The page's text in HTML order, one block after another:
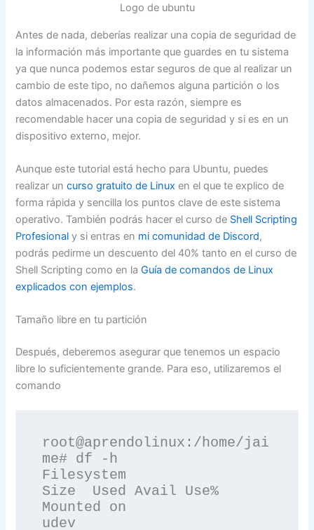
Logo de ubuntu
Antes de nada, deberías realizar una copia de seguridad de
la información más importante que guardes en tu sistema
ya que nunca podemos estar seguros de que al realizar un
cambio de este tipo, no dañemos alguna partición o los
datos almacenados. Por esta razón, siempre es
recomendable hacer una copia de seguridad y si es en un
dispositivo externo, mejor.
Aunque este tutorial está hecho para Ubuntu, puedes
realizar un curso gratuito de Linux en el que te explico de
forma rápida y sencilla los puntos clave de este sistema
operativo. También podrás hacer el curso de Shell Scripting
Profesional y si entras en mi comunidad de Discord,
podrás pedirme un descuento del 40% tanto en el curso de
Shell Scripting como en la Guía de comandos de Linux
explicados con ejemplos.
Tamaño libre en tu partición
Después, deberemos asegurar que tenemos un espacio
libre lo suficientemente grande. Para eso, utilizaremos el
comando
root@aprendolinux:/home/jai
me# df -h
Filesystem
Size  Used Avail Use%
Mounted on
udev